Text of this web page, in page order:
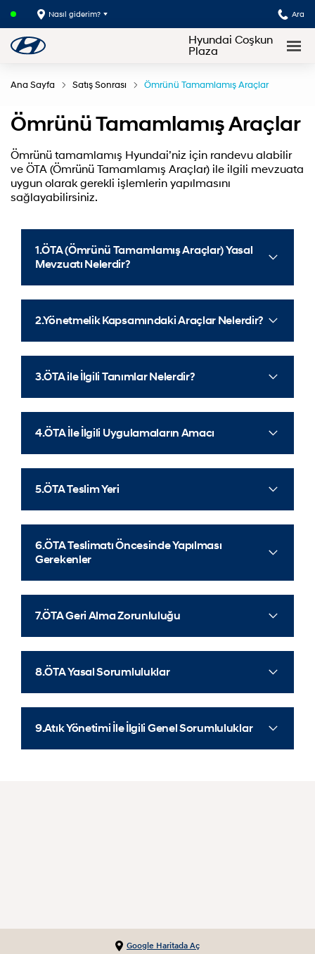
Nasıl giderim? Ara
Hyundai Coşkun
Plaza
Ana Sayfa Satış Sonrası Ömrünü Tamamlamış Araçlar
Ömrünü Tamamlamış Araçlar
Ömrünü tamamlamış Hyundai’niz için randevu alabilir
ve ÖTA (Ömrünü Tamamlamış Araçlar) ile ilgili mevzuata
uygun olarak gerekli işlemlerin yapılmasını
sağlayabilirsiniz.
1.ÖTA (Ömrünü Tamamlamış Araçlar) Yasal
Mevzuatı Nelerdir?
2.Yönetmelik Kapsamındaki Araçlar Nelerdir?
3.ÖTA ile İlgili Tanımlar Nelerdir?
4.ÖTA İle İlgili Uygulamaların Amacı
5.ÖTA Teslim Yeri
6.ÖTA Teslimatı Öncesinde Yapılması
Gerekenler
7.ÖTA Geri Alma Zorunluluğu
8.ÖTA Yasal Sorumluluklar
9.Atık Yönetimi İle İlgili Genel Sorumluluklar
Google Haritada Aç